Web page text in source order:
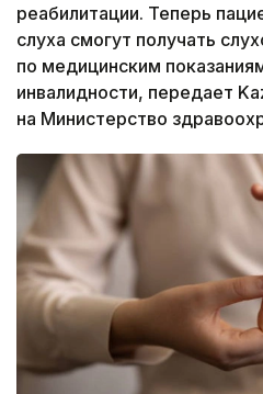
реабилитации. Теперь
слуха смогут получать
по медицинским
инвалидности, передает
на Министерство